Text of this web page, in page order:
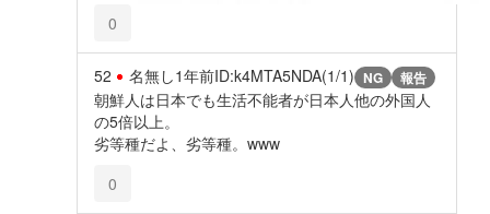
0
52 名無し1年前ID:k4MTA5NDA(1/1) NG 報告
朝鮮人は日本でも生活不能者が日本人他の外国人
の5倍以上。
劣等種だよ、劣等種。www
0